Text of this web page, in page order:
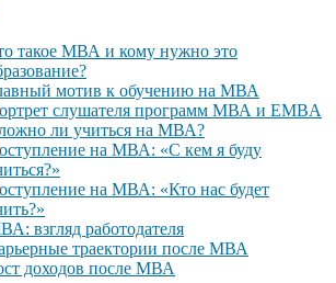
такое МВА и кому нужно это
мотив к обучению на МВА
слушателя программ МВА и EMBA
ли учиться на МВА?
на МВА: «С кем я буду
на МВА: «Кто нас будет
взгляд работодателя
траектории после МВА
доходов после МВА